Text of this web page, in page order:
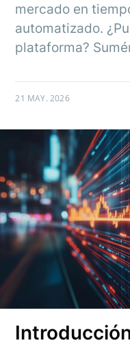
mercado en
automatizado.
plataforma?
21 MAY. 2026